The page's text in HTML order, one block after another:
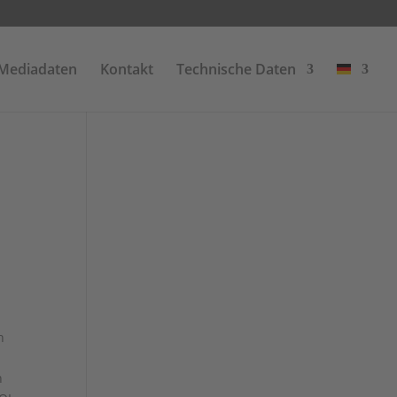
Kontakt Technische Daten